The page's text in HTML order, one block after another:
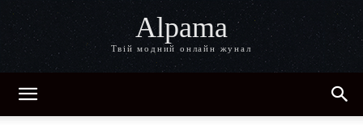
Alpama
Твій модний онлайн жунал